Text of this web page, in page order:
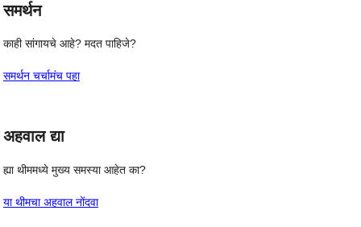
समर्थन
काही सांगायचे आहे? मदत पाहिजे?
समर्थन चर्चामंच पहा
अहवाल द्या
ह्या थीममध्ये मुख्य समस्या आहेत का?
या थीमचा अहवाल नोंदवा